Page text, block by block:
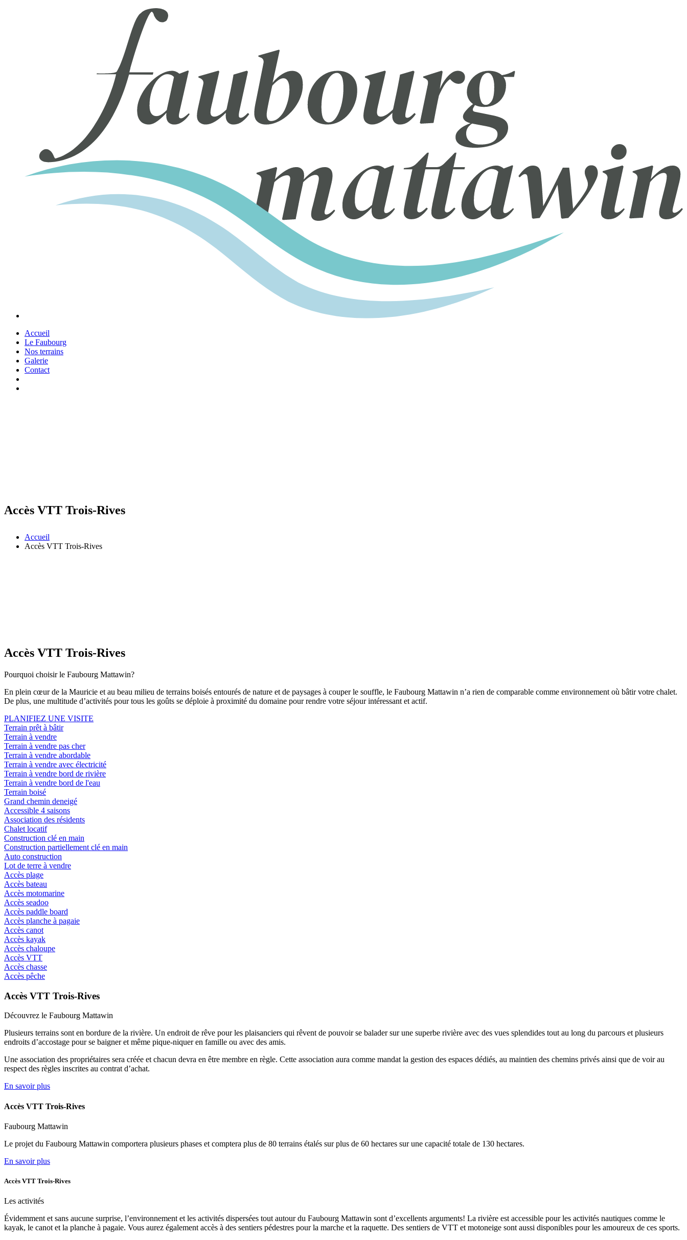
Accueil
Le Faubourg
Nos terrains
Galerie
Contact
Accès VTT Trois-Rives
Accueil
Accès VTT Trois-Rives
Accès VTT Trois-Rives
Pourquoi choisir le Faubourg Mattawin?
En plein cœur de la Mauricie et au beau milieu de terrains boisés entourés de nature et de paysages à couper le souffle, le Faubourg Mattawin n’a rien de comparable comme environnement où bâtir votre chalet.
De plus, une multitude d’activités pour tous les goûts se déploie à proximité du domaine pour rendre votre séjour intéressant et actif.
PLANIFIEZ UNE VISITE
Terrain prêt à bâtir
Terrain à vendre
Terrain à vendre pas cher
Terrain à vendre abordable
Terrain à vendre avec électricité
Terrain à vendre bord de rivière
Terrain à vendre bord de l'eau
Terrain boisé
Grand chemin deneigé
Accessible 4 saisons
Association des résidents
Chalet locatif
Construction clé en main
Construction partiellement clé en main
Auto construction
Lot de terre à vendre
Accès plage
Accès bateau
Accès motomarine
Accès seadoo
Accès paddle board
Accès planche à pagaie
Accès canot
Accès kayak
Accès chaloupe
Accès VTT
Accès chasse
Accès pêche
Accès VTT Trois-Rives
Découvrez le Faubourg Mattawin
Plusieurs terrains sont en bordure de la rivière. Un endroit de rêve pour les plaisanciers qui rêvent de pouvoir se balader sur une superbe rivière avec des vues splendides tout au long du parcours et plusieurs
endroits d’accostage pour se baigner et même pique-niquer en famille ou avec des amis.
Une association des propriétaires sera créée et chacun devra en être membre en règle. Cette association aura comme mandat la gestion des espaces dédiés, au maintien des chemins privés ainsi que de voir au
respect des règles inscrites au contrat d’achat.
En savoir plus
Accès VTT Trois-Rives
Faubourg Mattawin
Le projet du Faubourg Mattawin comportera plusieurs phases et comptera plus de 80 terrains étalés sur plus de 60 hectares sur une capacité totale de 130 hectares.
En savoir plus
Accès VTT Trois-Rives
Les activités
Évidemment et sans aucune surprise, l’environnement et les activités dispersées tout autour du Faubourg Mattawin sont d’excellents arguments! La rivière est accessible pour les activités nautiques comme le
kayak, le canot et la planche à pagaie. Vous aurez également accès à des sentiers pédestres pour la marche et la raquette. Des sentiers de VTT et motoneige sont aussi disponibles pour les amoureux de ces sports.